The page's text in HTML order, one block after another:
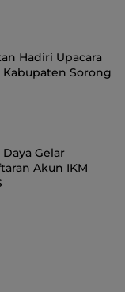
Hadiri Upacara
Kabupaten Sorong
Gelar
Akun IKM